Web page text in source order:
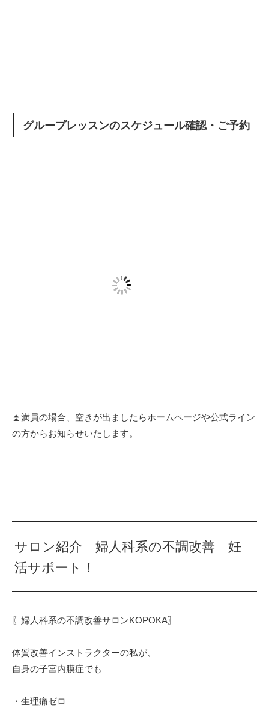
グループレッスンのスケジュール確認・ご予約
⏫満員の場合、空きが出ましたらホームページや公式ライン
の方からお知らせいたします。
サロン紹介 婦人科系の不調改善 妊
活サポート！
〖婦人科系の不調改善サロンKOPOKA〗⁡
体質改善インストラクターの私が、⁡
自身の子宮内膜症でも⁡
・生理痛ゼロ⁡